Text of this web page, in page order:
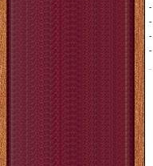
-
-
-
-